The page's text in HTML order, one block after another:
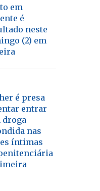
em
é
neste
(2) em
é presa
entrar
droga
nas
íntimas